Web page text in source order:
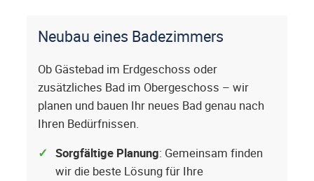
Neubau eines Badezimmers
Ob Gästebad im Erdgeschoss oder
zusätzliches Bad im Obergeschoss – wir
planen und bauen Ihr neues Bad genau nach
Ihren Bedürfnissen.
Sorgfältige Planung: Gemeinsam finden
wir die beste Lösung für Ihre